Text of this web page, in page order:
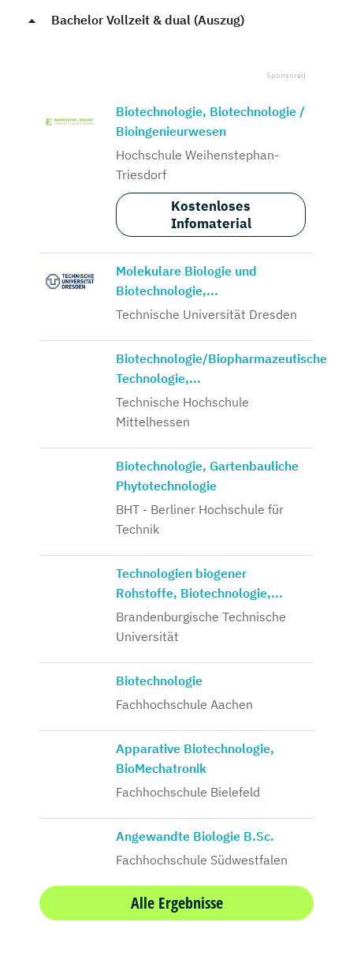
Bachelor Vollzeit & dual (Auszug)
Biotechnologie, Biotechnologie /
Bioingenieurwesen
Hochschule Weihenstephan-
Triesdorf
Kostenloses
Infomaterial
Molekulare Biologie und
Biotechnologie,...
Technische Universität Dresden
Biotechnologie/Biopharmazeutische
Technologie,...
Technische Hochschule
Mittelhessen
Biotechnologie, Gartenbauliche
Phytotechnologie
BHT - Berliner Hochschule für
Technik
Technologien biogener
Rohstoffe, Biotechnologie,...
Brandenburgische Technische
Universität
Biotechnologie
Fachhochschule Aachen
Apparative Biotechnologie,
BioMechatronik
Fachhochschule Bielefeld
Angewandte Biologie B.Sc.
Fachhochschule Südwestfalen
Alle Ergebnisse